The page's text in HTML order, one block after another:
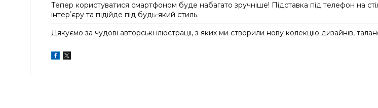
Тепер користуватися смартфоном буде набагато зручніше! Підставка під телефон на
інтерʼєру та підійде під будь-який стиль.
Дякуємо за чудові авторські ілюстрації, з яких ми створили нову колекцію дизайнів,